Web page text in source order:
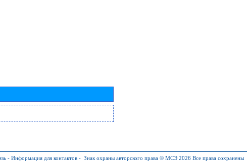
- Информация для контактов - Знак охраны авторского права © МСЭ 2026 Все права сохранены